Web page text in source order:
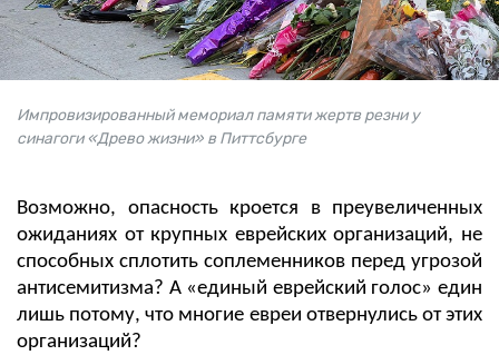
Импровизированный мемориал памяти жертв резни у
синагоги «Древо жизни» в Питтсбурге
Возможно, опасность кроется в преувеличенных
ожиданиях от крупных еврейских организаций, не
способных сплотить соплеменников перед угрозой
антисемитизма? А «единый еврейский голос» един
лишь потому, что многие евреи отвернулись от этих
организаций?